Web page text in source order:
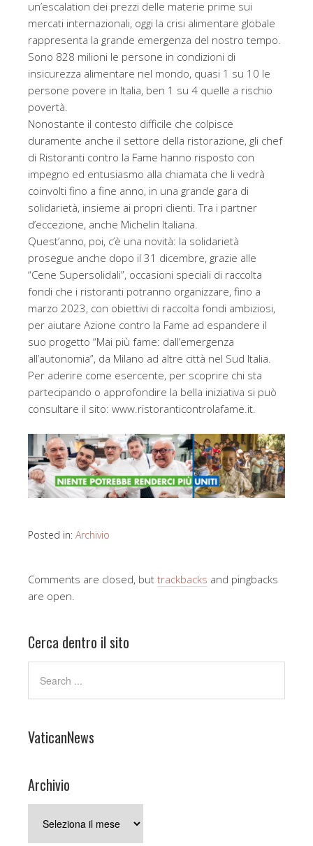
un’escalation dei prezzi delle materie prime sui
mercati internazionali, oggi la crisi alimentare globale
rappresenta la grande emergenza del nostro tempo.
Sono 828 milioni le persone in condizioni di
insicurezza alimentare nel mondo, quasi 1 su 10 le
persone povere in Italia, ben 1 su 4 quelle a rischio
povertà.
Nonostante il contesto difficile che colpisce
duramente anche il settore della ristorazione, gli chef
di Ristoranti contro la Fame hanno risposto con
impegno ed entusiasmo alla chiamata che li vedrà
coinvolti fino a fine anno, in una grande gara di
solidarietà, insieme ai propri clienti. Tra i partner
d’eccezione, anche Michelin Italiana.
Quest’anno, poi, c’è una novità: la solidarietà
prosegue anche dopo il 31 dicembre, grazie alle
“Cene Supersolidali”, occasioni speciali di raccolta
fondi che i ristoranti potranno organizzare, fino a
marzo 2023, con obiettivi di raccolta fondi ambiziosi,
per aiutare Azione contro la Fame ad espandere il
suo progetto “Mai più fame: dall’emergenza
all’autonomia”, da Milano ad altre città nel Sud Italia.
Per aderire come esercente, per scoprire chi sta
partecipando o approfondire la bella iniziativa si può
consultare il sito: www.ristoranticontrolafame.it.
Posted in: Archivio
Comments are closed, but trackbacks and pingbacks
are open.
Cerca dentro il sito
VaticanNews
Archivio